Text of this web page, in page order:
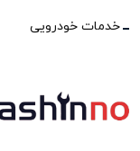
خدمات خودرویی